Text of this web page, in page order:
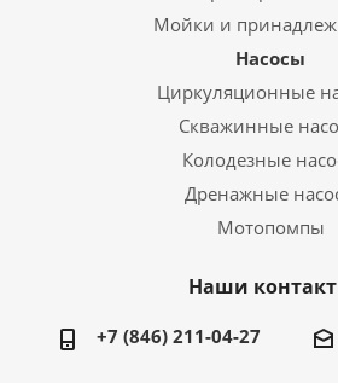
Мойки и
Насосы
Циркуляционные
Скважинные
Колодезные
Дренажные
Мотопомпы
Наши
+7 (846) 211-04-27